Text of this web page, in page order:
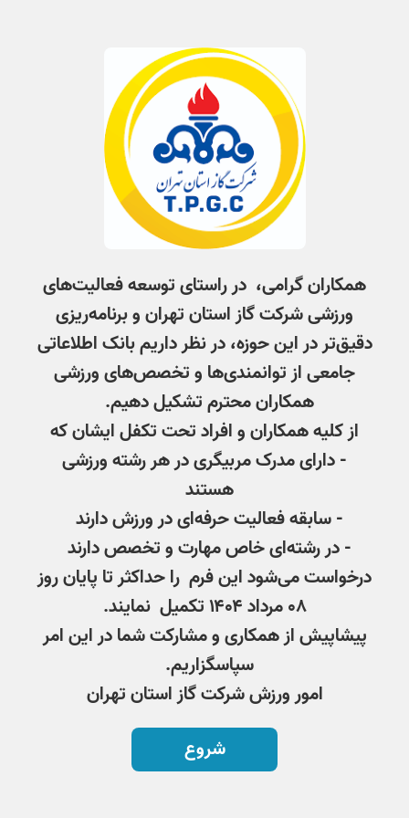
همکاران گرامی، در راستای توسعه فعالیت‌های
ورزشی شرکت گاز استان تهران و برنامه‌ریزی
دقیق‌تر در این حوزه، در نظر داریم بانک اطلاعاتی
جامعی از توانمندی‌ها و تخصص‌های ورزشی
همکاران محترم تشکیل دهیم.
از کلیه همکاران و افراد تحت تکفل ایشان که
- دارای مدرک مربیگری در هر رشته ورزشی
هستند
- سابقه فعالیت حرفه‌ای در ورزش دارند
- در رشته‌ای خاص مهارت و تخصص دارند
درخواست می‌شود این فرم را حداکثر تا پایان روز
۰۸ مرداد ۱۴۰۴ تکمیل نمایند.
پیشاپیش از همکاری و مشارکت شما در این امر
سپاسگزاریم.
امور ورزش شرکت گاز استان تهران
شروع